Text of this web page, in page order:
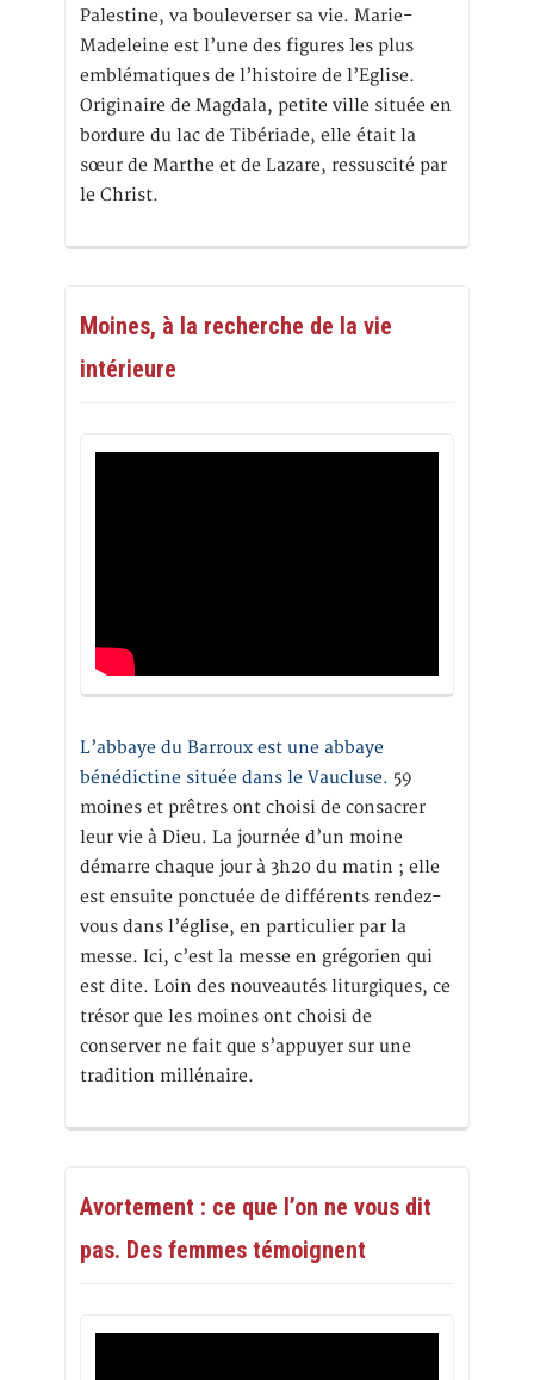
Palestine, va bouleverser sa vie. Marie-
Madeleine est l’une des figures les plus
emblématiques de l’histoire de l’Eglise.
Originaire de Magdala, petite ville située en
bordure du lac de Tibériade, elle était la
sœur de Marthe et de Lazare, ressuscité par
le Christ.
Moines, à la recherche de la vie
intérieure
L’abbaye du Barroux est une abbaye
bénédictine située dans le Vaucluse. 59
moines et prêtres ont choisi de consacrer
leur vie à Dieu. La journée d’un moine
démarre chaque jour à 3h20 du matin ; elle
est ensuite ponctuée de différents rendez-
vous dans l’église, en particulier par la
messe. Ici, c’est la messe en grégorien qui
est dite. Loin des nouveautés liturgiques, ce
trésor que les moines ont choisi de
conserver ne fait que s’appuyer sur une
tradition millénaire.
Avortement : ce que l’on ne vous dit
pas. Des femmes témoignent